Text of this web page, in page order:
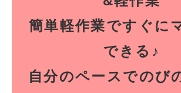
簡単軽作業ですぐに
できる♪
自分のペースでのび